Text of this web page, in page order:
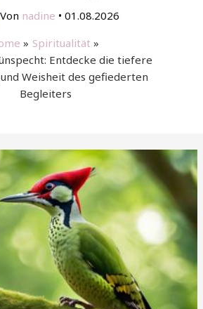
Von nadine • 01.08.2026
Spiritualität
Entdecke die tiefere
Weisheit des gefiederten
Begleiters